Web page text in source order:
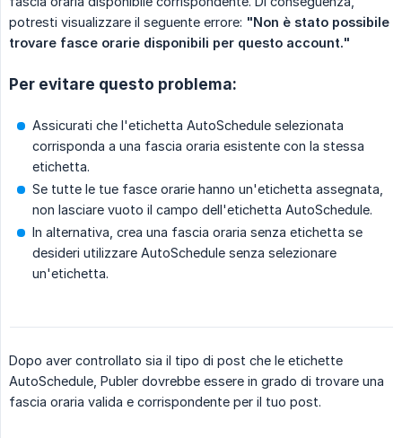
potresti visualizzare il seguente errore: "Non è stato possibile
trovare fasce orarie disponibili per questo account."
Per evitare questo problema:
Assicurati che l'etichetta AutoSchedule selezionata
corrisponda a una fascia oraria esistente con la stessa
etichetta.
Se tutte le tue fasce orarie hanno un'etichetta assegnata,
non lasciare vuoto il campo dell'etichetta AutoSchedule.
In alternativa, crea una fascia oraria senza etichetta se
desideri utilizzare AutoSchedule senza selezionare
un'etichetta.
Dopo aver controllato sia il tipo di post che le etichette
AutoSchedule, Publer dovrebbe essere in grado di trovare una
fascia oraria valida e corrispondente per il tuo post.